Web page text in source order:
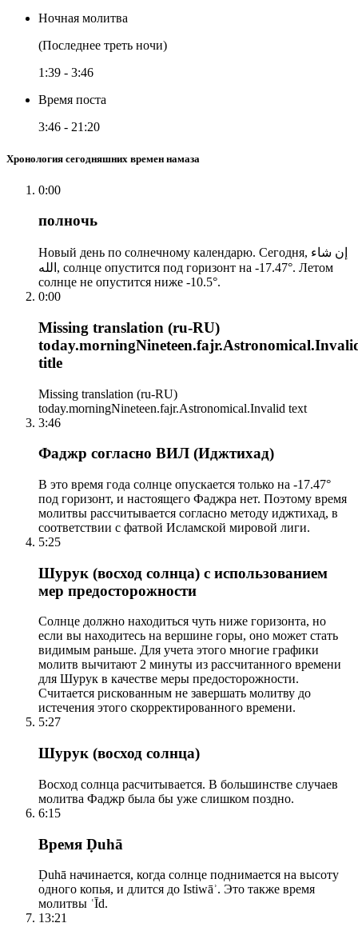
Ночная молитва
(Последнее треть ночи)
1:39 - 3:46
Время поста
3:46 - 21:20
Хронология сегодняшних времен намаза
0:00
полночь
Новый день по солнечному календарю. Сегодня, إن شاء
الله, солнце опустится под горизонт на -17.47°. Летом
солнце не опустится ниже -10.5°.
0:00
Missing translation (ru-RU)
title
Missing translation (ru-RU)
today.morningNineteen.fajr.Astronomical.Invalid text
3:46
Фаджр согласно ВИЛ (Иджтихад)
В это время года солнце опускается только на -17.47°
под горизонт, и настоящего Фаджра нет. Поэтому время
молитвы рассчитывается согласно методу иджтихад, в
соответствии с фатвой Исламской мировой лиги.
5:25
Шурук (восход солнца) с использованием
мер предосторожности
Солнце должно находиться чуть ниже горизонта, но
если вы находитесь на вершине горы, оно может стать
видимым раньше. Для учета этого многие графики
молитв вычитают 2 минуты из рассчитанного времени
для Шурук в качестве меры предосторожности.
Считается рискованным не завершать молитву до
истечения этого скорректированного времени.
5:27
Шурук (восход солнца)
Восход солнца расчитывается. В большинстве случаев
молитва Фаджр была бы уже слишком поздно.
6:15
Время Ḍuhā
Ḍuhā начинается, когда солнце поднимается на высоту
одного копья, и длится до Istiwāʾ. Это также время
молитвы ʿĪd.
13:21